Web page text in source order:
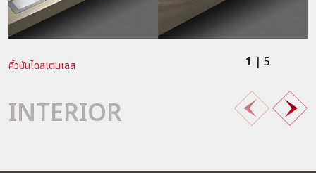
คิ้วบันไดสเตนเลส 1 | 5
INTERIOR